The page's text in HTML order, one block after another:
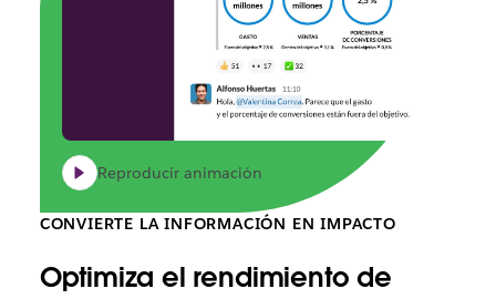
Reproducir animación
CONVIERTE LA INFORMACIÓN EN IMPACTO
Optimiza el rendimiento de